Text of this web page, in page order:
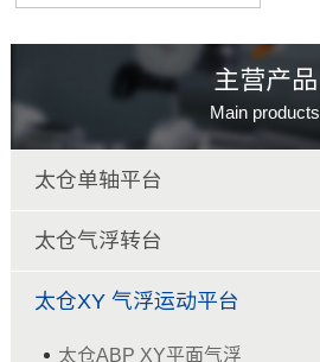
主营产品
Main products
太仓单轴平台
太仓气浮转台
太仓XY 气浮运动平台
太仓ABP XY平面气浮